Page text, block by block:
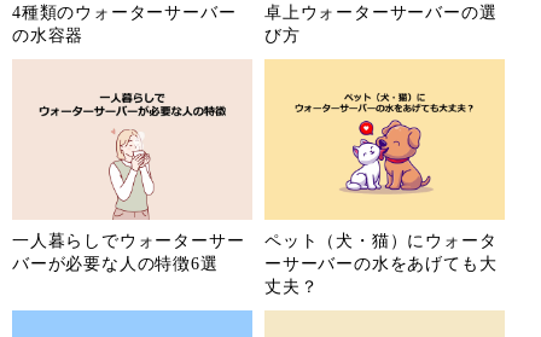
4種類のウォーターサーバー
の水容器
卓上ウォーターサーバーの選
び方
一人暮らしでウォーターサー
バーが必要な人の特徴6選
ペット（犬・猫）にウォータ
ーサーバーの水をあげても大
丈夫？